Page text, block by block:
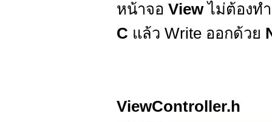
หน้าจอ Viewไม่ต้องท
C แล้ว Write ออกด้วย
ViewController.h